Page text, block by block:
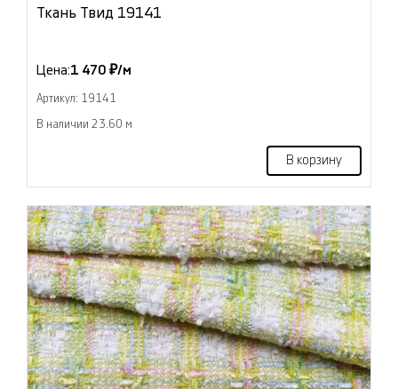
Ткань Твид 19141
Цена:1 470 ₽/м
Артикул: 19141
В наличии 23.60 м
В корзину